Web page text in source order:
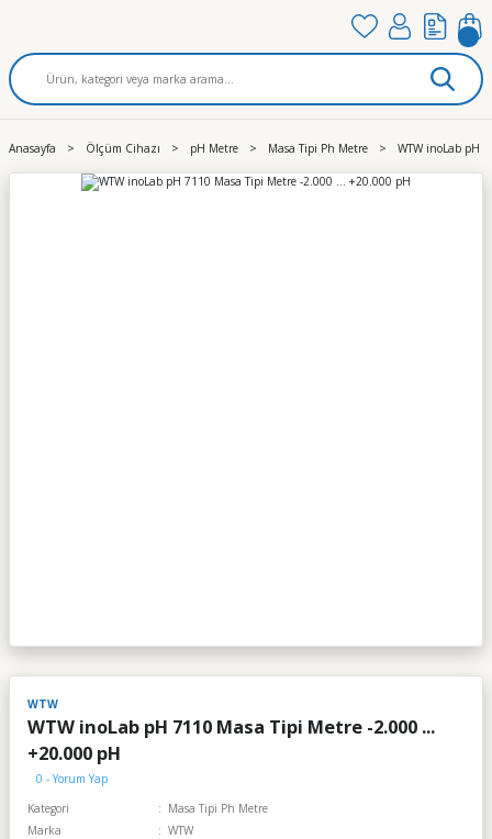
Anasayfa Ölçüm Cihazı pH Metre Masa Tipi Ph Metre WTW inoLab pH
WTW
WTW inoLab pH 7110 Masa Tipi Metre -2.000 ...
+20.000 pH
0 - Yorum Yap
Kategori
Masa Tipi Ph Metre
Marka
WTW